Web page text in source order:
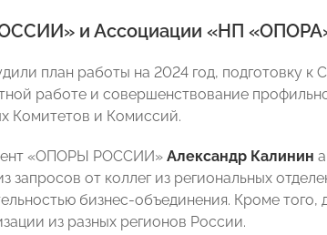
и Ассоциации «НП
план работы на 2024 год, подготовку
работе и совершенствование
Комитетов и Комиссий.
«ОПОРЫ РОССИИ» Александр Калинин
запросов от коллег из региональных
бизнес-объединения. Кроме того,
из разных регионов России.